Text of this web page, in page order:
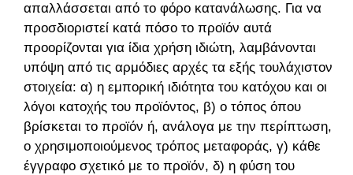
απαλλάσσεται από το φόρο κατανάλωσης. Για να
προσδιοριστεί κατά πόσο το προϊόν αυτά
προορίζονται για ίδια χρήση ιδιώτη, λαμβάνονται
υπόψη από τις αρμόδιες αρχές τα εξής τουλάχιστον
στοιχεία: α) η εμπορική ιδιότητα του κατόχου και οι
λόγοι κατοχής του προϊόντος, β) ο τόπος όπου
βρίσκεται το προϊόν ή, ανάλογα με την περίπτωση,
ο χρησιμοποιούμενος τρόπος μεταφοράς, γ) κάθε
έγγραφο σχετικό με το προϊόν, δ) η φύση του